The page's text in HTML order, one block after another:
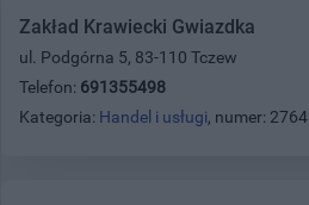
Zakład Krawiecki Gwiazdka
ul. Podgórna 5, 83-110 Tczew
Telefon: 691355498
Kategoria: Handel i usługi, numer: 2764